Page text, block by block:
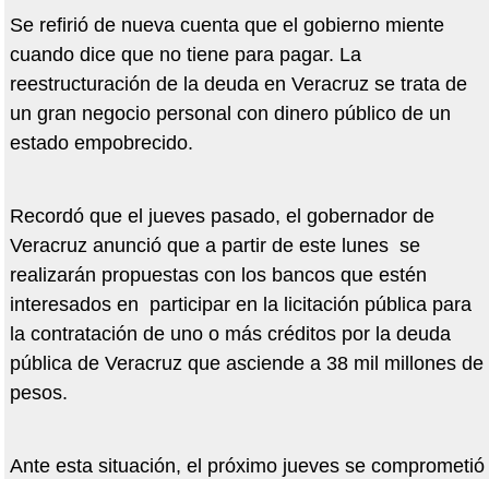
Se refirió de nueva cuenta que el gobierno miente
cuando dice que no tiene para pagar. La
reestructuración de la deuda en Veracruz se trata de
un gran negocio personal con dinero público de un
estado empobrecido.
Recordó que el jueves pasado, el gobernador de
Veracruz anunció que a partir de este lunes se
realizarán propuestas con los bancos que estén
interesados en participar en la licitación pública para
la contratación de uno o más créditos por la deuda
pública de Veracruz que asciende a 38 mil millones de
pesos.
Ante esta situación, el próximo jueves se comprometió